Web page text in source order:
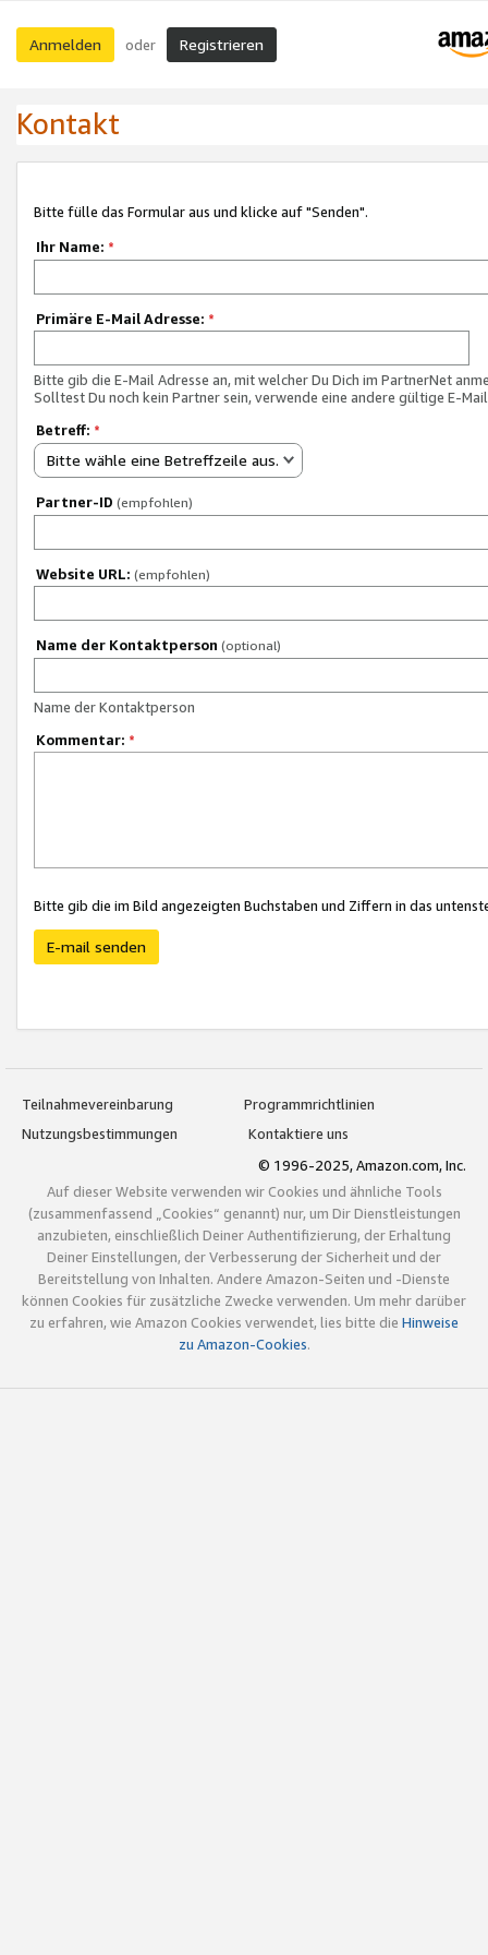
Anmelden oder Registrieren
Kontakt
Bitte fülle das Formular aus und klicke auf "Senden".
Ihr Name: *
Primäre E-Mail Adresse: *
Bitte gib die E-Mail Adresse an, mit welcher Du Dich im PartnerNet
Solltest Du noch kein Partner sein, verwende eine andere gültige E-
Betreff: *
Bitte wähle eine Betreffzeile aus.
Partner-ID (empfohlen)
Website URL: (empfohlen)
Name der Kontaktperson (optional)
Name der Kontaktperson
Kommentar: *
Bitte gib die im Bild angezeigten Buchstaben und Ziffern in das
E-mail senden
Teilnahmevereinbarung
Programmrichtlinien
Nutzungsbestimmungen
Kontaktiere uns
© 1996-2025, Amazon.com, Inc.
Auf dieser Website verwenden wir Cookies und ähnliche Tools
(zusammenfassend „Cookies“ genannt) nur, um Dir Dienstleistungen
anzubieten, einschließlich Deiner Authentifizierung, der Erhaltung
Deiner Einstellungen, der Verbesserung der Sicherheit und der
Bereitstellung von Inhalten. Andere Amazon-Seiten und -Dienste
können Cookies für zusätzliche Zwecke verwenden. Um mehr darüber
zu erfahren, wie Amazon Cookies verwendet, lies bitte die Hinweise
zu Amazon-Cookies.